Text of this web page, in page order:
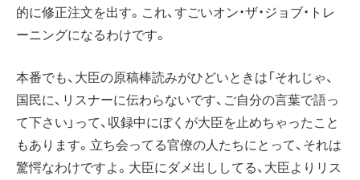
的に修正注文を出す。これ、すごいオン・ザ・ジョブ・トレ
ーニングになるわけです。
本番でも、大臣の原稿棒読みがひどいときは「それじゃ、
国民に、リスナーに伝わらないです、ご自分の言葉で語っ
て下さい」って、収録中にぼくが大臣を止めちゃったこと
もあります。立ち会ってる官僚の人たちにとって、それは
驚愕なわけですよ。大臣にダメ出ししてる、大臣よりリス